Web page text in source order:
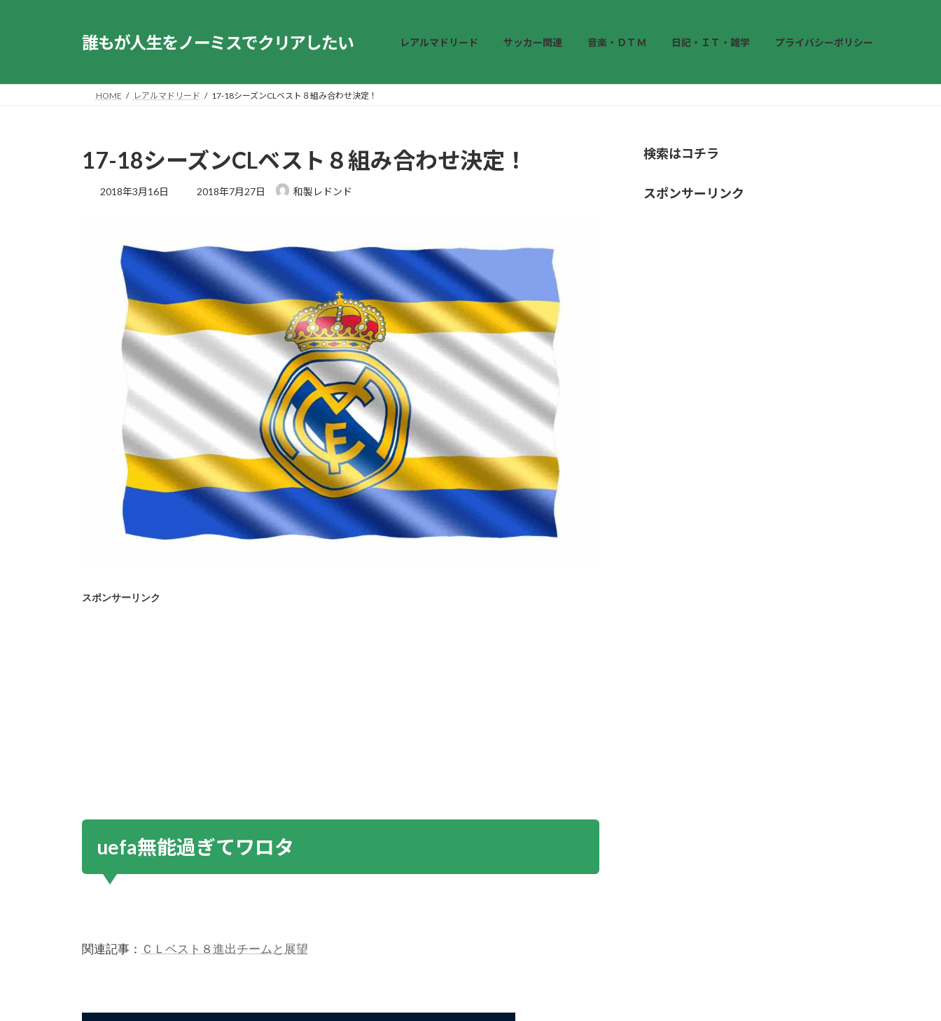
誰もが人生をノーミスでクリアしたい レアルマドリード サッカー関連 音楽・ＤＴＭ 日記・ＩＴ・雑学 プライバシーポリシー
HOME レアルマドリード 17-18シーズンCLベスト８組み合わせ決定！
17-18シーズンCLベスト８組み合わせ決定！
2018年3月16日
最
日
時
:
2018年7月27日 和製レドンド
スポンサーリンク
uefa無能過ぎてワロタ
関連記事： ＣＬベスト８進出チームと展望
検索はコチラ
スポンサーリンク